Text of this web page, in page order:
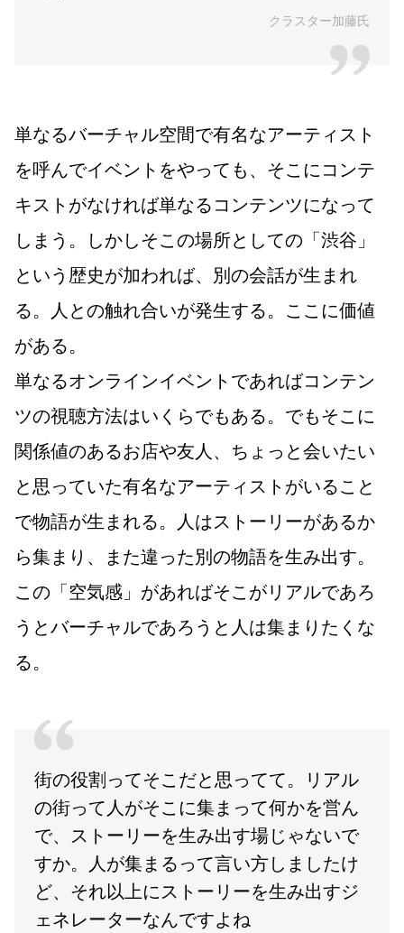
クラスター加藤氏
単なるバーチャル空間で有名なアーティスト
を呼んでイベントをやっても、そこにコンテ
キストがなければ単なるコンテンツになって
しまう。しかしそこの場所としての「渋谷」
という歴史が加われば、別の会話が生まれ
る。人との触れ合いが発生する。ここに価値
がある。
単なるオンラインイベントであればコンテン
ツの視聴方法はいくらでもある。でもそこに
関係値のあるお店や友人、ちょっと会いたい
と思っていた有名なアーティストがいること
で物語が生まれる。人はストーリーがあるか
ら集まり、また違った別の物語を生み出す。
この「空気感」があればそこがリアルであろ
うとバーチャルであろうと人は集まりたくな
る。
街の役割ってそこだと思ってて。リアル
の街って人がそこに集まって何かを営ん
で、ストーリーを生み出す場じゃないで
すか。人が集まるって言い方しましたけ
ど、それ以上にストーリーを生み出すジ
ェネレーターなんですよね